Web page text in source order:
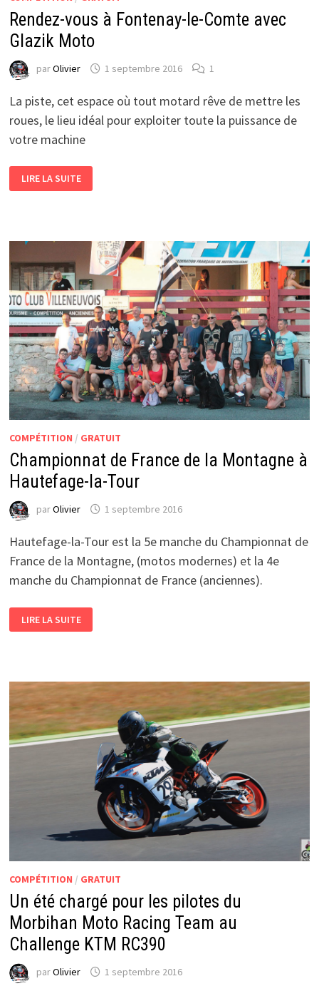
Rendez-vous à Fontenay-le-Comte avec
Glazik Moto
parOlivier 1 septembre 2016 1
La piste, cet espace où tout motard rêve de mettre les
roues, le lieu idéal pour exploiter toute la puissance de
votre machine
VOUS
À
GLAZIK
LIRE LA SUITE
COMPÉTITION / GRATUIT
Championnat de France de la Montagne à
Hautefage-la-Tour
parOlivier 1 septembre 2016
Hautefage-la-Tour est la 5e manche du Championnat de
France de la Montagne, (motos modernes) et la 4e
manche du Championnat de France (anciennes).
DE
FRANCE
HAUTEFAGE-
LA-
TOUR
LIRE LA SUITE
COMPÉTITION / GRATUIT
Un été chargé pour les pilotes du
Morbihan Moto Racing Team au
Challenge KTM RC390
parOlivier 1 septembre 2016